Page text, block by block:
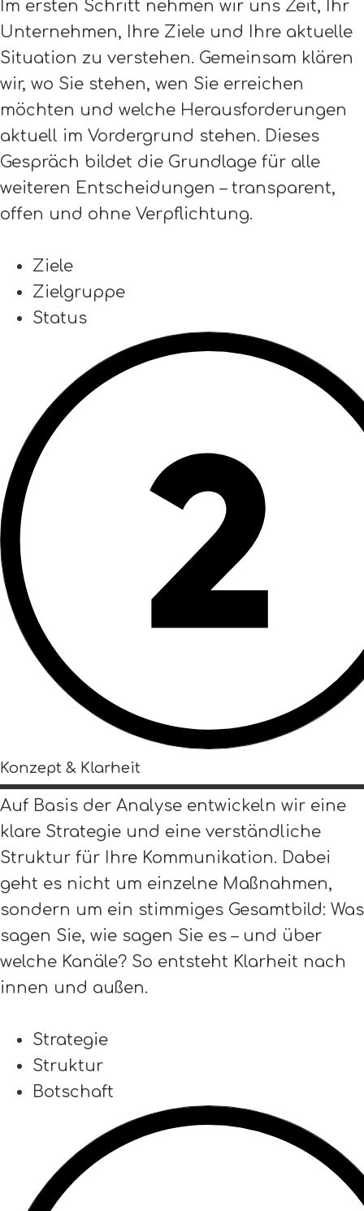
Im ersten Schritt nehmen wir uns Zeit, Ihr
Unternehmen, Ihre Ziele und Ihre aktuelle
Situation zu verstehen. Gemeinsam klären
wir, wo Sie stehen, wen Sie erreichen
möchten und welche Herausforderungen
aktuell im Vordergrund stehen. Dieses
Gespräch bildet die Grundlage für alle
weiteren Entscheidungen – transparent,
offen und ohne Verpflichtung.
Ziele
Zielgruppe
Status
Konzept & Klarheit
Auf Basis der Analyse entwickeln wir eine
klare Strategie und eine verständliche
Struktur für Ihre Kommunikation. Dabei
geht es nicht um einzelne Maßnahmen,
sondern um ein stimmiges Gesamtbild: Was
sagen Sie, wie sagen Sie es – und über
welche Kanäle? So entsteht Klarheit nach
innen und außen.
Strategie
Struktur
Botschaft